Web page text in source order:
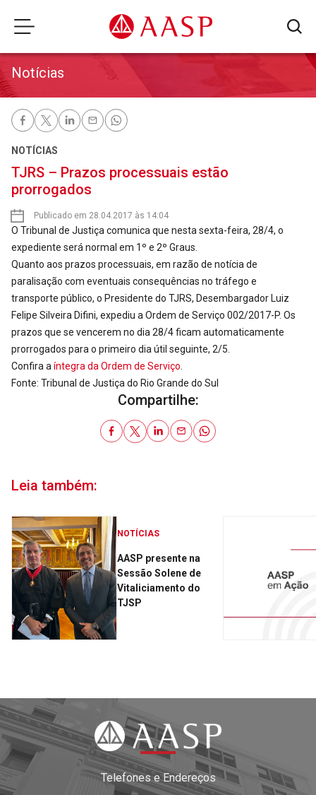
Notícias
NOTÍCIAS
TJRS – Prazos processuais estão
prorrogados
Publicado em 28.04.2017 às 14:04
O Tribunal de Justiça comunica que nesta sexta-feira, 28/4, o
expediente será normal em 1º e 2º Graus.
Quanto aos prazos processuais, em razão de notícia de
paralisação com eventuais consequências no tráfego e
transporte público, o Presidente do TJRS, Desembargador Luiz
Felipe Silveira Difini, expediu a Ordem de Serviço 002/2017-P. Os
prazos que se vencerem no dia 28/4 ficam automaticamente
prorrogados para o primeiro dia útil seguinte, 2/5.
Confira a íntegra da Ordem de Serviço
Fonte: Tribunal de Justiça do Rio Grande do Sul
Compartilhe:
Leia também:
NOTÍCIAS
AASP presente na
Sessão Solene de
Vitaliciamento do
TJSP
Telefones e Endereços